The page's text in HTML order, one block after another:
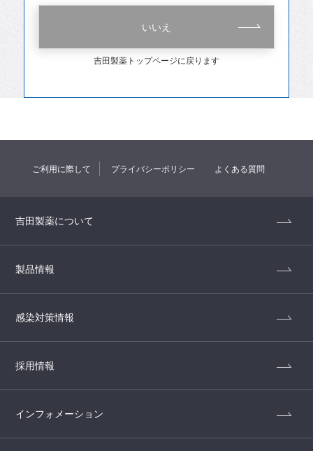
いいえ
吉田製薬トップページに戻ります
ご利用に際して プライバシーポリシー よくある質問
吉田製薬について
製品情報
感染対策情報
採用情報
インフォメーション